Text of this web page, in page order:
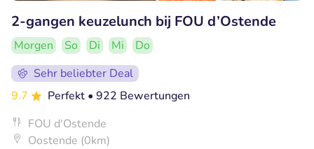
2-gangen keuzelunch bij FOU d’Ostende
Morgen So Di Mi
Do
Sehr beliebter Deal
9.7
Perfekt • 922 Bewertungen
FOU d'Ostende
Oostende (0km)